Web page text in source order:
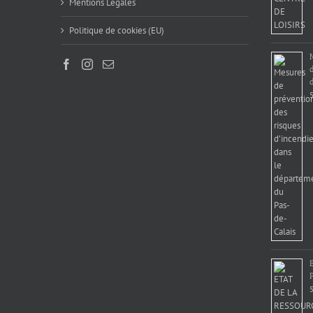
Mentions Légales
Politique de cookies (EU)